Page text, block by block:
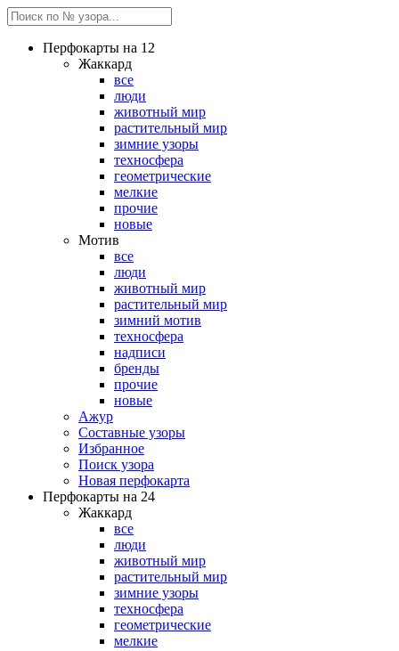
Перфокарты на 12
Жаккард
все
люди
животный мир
растительный мир
зимние узоры
техносфера
геометрические
мелкие
прочие
новые
Мотив
все
люди
животный мир
растительный мир
зимний мотив
техносфера
надписи
бренды
прочие
новые
Ажур
Составные узоры
Избранное
Поиск узора
Новая перфокарта
Перфокарты на 24
Жаккард
все
люди
животный мир
растительный мир
зимние узоры
техносфера
геометрические
мелкие